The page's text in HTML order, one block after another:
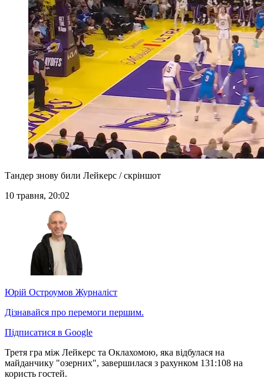
Тандер знову били Лейкерс / скріншот
10 травня, 20:02
Юрій Остроумов Журналіст
Дізнавайся про перемоги першим.
Підписатися в Google
Третя гра між Лейкерс та Оклахомою, яка відбулася на
майданчику "озерних", завершилася з рахунком 131:108 на
користь гостей.